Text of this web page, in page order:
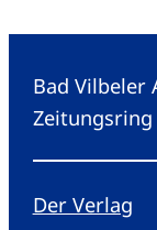
Bad Vilbeler
Zeitungsring
Der Verlag